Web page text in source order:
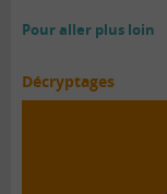
Pour aller plus loin
Décryptages